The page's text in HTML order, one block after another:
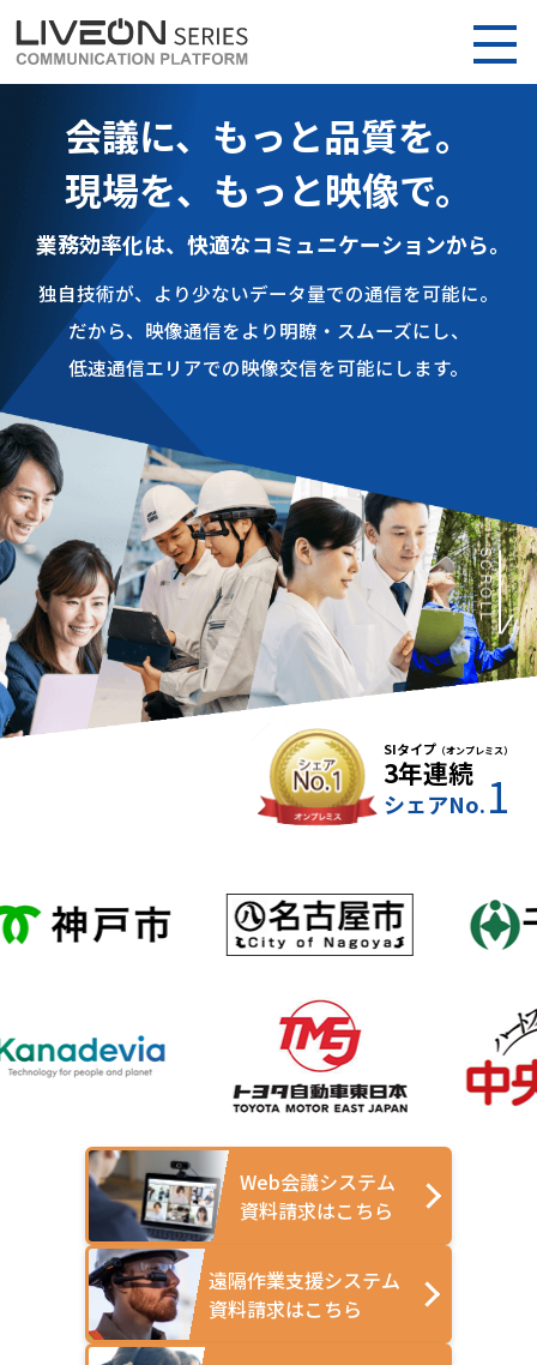
会議に、もっと品質を。
現場を、もっと映像で。
業務効率化は、快適なコミュニケーションから。
独自技術が、より少ないデータ量での通信を可能に。
だから、映像通信をより明瞭・スムーズにし、
低速通信エリアでの映像交信を可能にします。
SIタイプ （オンプレミス）
3年連続
シェアNo.1
SCROLL
Web会議システム
資料請求はこちら
遠隔作業支援システム
資料請求はこちら